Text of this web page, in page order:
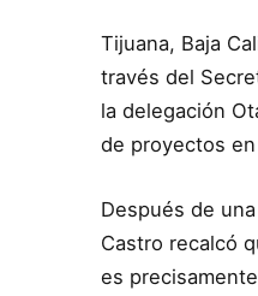
Tijuana, Baja
través del
la delegación
de proyectos
Después de
Castro recalcó
es